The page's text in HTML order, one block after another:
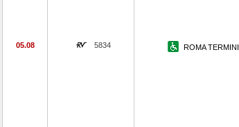
05.08 5834 ROMA TERMINI